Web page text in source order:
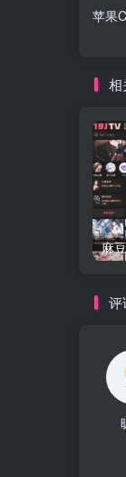
苹果
相
评